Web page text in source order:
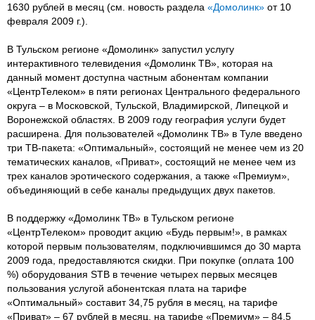
1630 рублей в месяц (см. новость раздела «Домолинк» от 10
февраля 2009 г.).
В Тульском регионе «Домолинк» запустил услугу
интерактивного телевидения «Домолинк ТВ», которая на
данный момент доступна частным абонентам компании
«ЦентрТелеком» в пяти регионах Центрального федерального
округа – в Московской, Тульской, Владимирской, Липецкой и
Воронежской областях. В 2009 году география услуги будет
расширена. Для пользователей «Домолинк ТВ» в Туле введено
три ТВ-пакета: «Оптимальный», состоящий не менее чем из 20
тематических каналов, «Приват», состоящий не менее чем из
трех каналов эротического содержания, а также «Премиум»,
объединяющий в себе каналы предыдущих двух пакетов.
В поддержку «Домолинк ТВ» в Тульском регионе
«ЦентрТелеком» проводит акцию «Будь первым!», в рамках
которой первым пользователям, подключившимся до 30 марта
2009 года, предоставляются скидки. При покупке (оплата 100
%) оборудования STB в течение четырех первых месяцев
пользования услугой абонентская плата на тарифе
«Оптимальный» составит 34,75 рубля в месяц, на тарифе
«Приват» – 67 рублей в месяц, на тарифе «Премиум» – 84,5